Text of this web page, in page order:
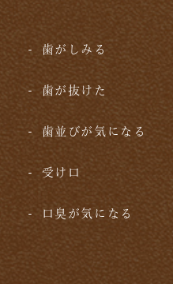
歯がしみる
歯が抜けた
歯並びが気になる
受け口
口臭が気になる